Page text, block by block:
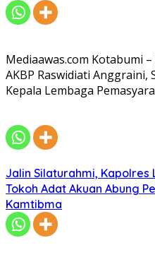
Mediaawas.com Kotabumi
AKBP Raswidiati Anggraini,
Kepala Lembaga
Jalin Silaturahmi, Kapolres
Tokoh Adat Akuan Abung
Kamtibma